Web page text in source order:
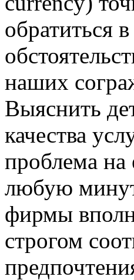
обратиться
наших
Выяснить
качества
проблема на
любую
фирмы
строгом